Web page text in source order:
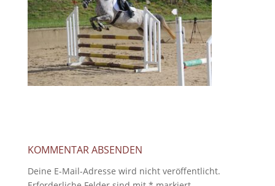
KOMMENTAR ABSENDEN
Deine E-Mail-Adresse wird nicht veröffentlicht.